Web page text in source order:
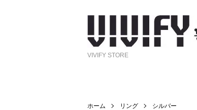
VIVIFY STORE
ホーム リング シルバー